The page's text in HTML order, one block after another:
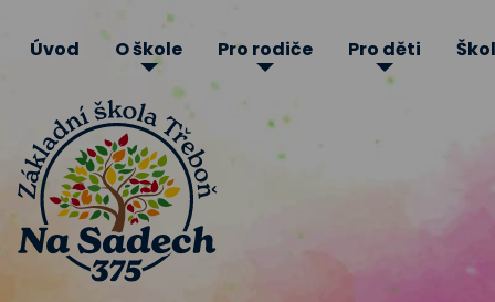
Úvod O škole Pro rodiče Pro děti